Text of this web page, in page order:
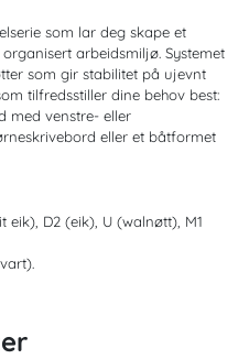
som lar deg skape et
arbeidsmiljø. Systemet
som gir stabilitet på ujevnt
tilfredsstiller dine behov best:
med venstre- eller
eller et båtformet
eik), D2 (eik), U (walnøtt), M1